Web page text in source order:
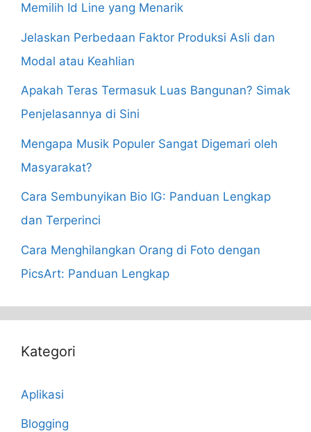
Memilih Id Line yang Menarik
Jelaskan Perbedaan Faktor Produksi Asli dan
Modal atau Keahlian
Apakah Teras Termasuk Luas Bangunan? Simak
Penjelasannya di Sini
Mengapa Musik Populer Sangat Digemari oleh
Masyarakat?
Cara Sembunyikan Bio IG: Panduan Lengkap
dan Terperinci
Cara Menghilangkan Orang di Foto dengan
PicsArt: Panduan Lengkap
Kategori
Aplikasi
Blogging